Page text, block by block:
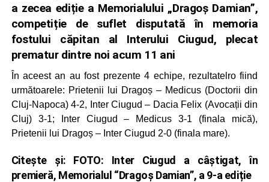
a zecea ediție a Memorialului „Dragoș Damian”,
competiție de suflet disputată în memoria
fostului căpitan al Interului Ciugud, plecat
prematur dintre noi acum 11 ani
În aceest an au fost prezente 4 echipe, rezultatelro fiind
următoarele: Prietenii lui Dragoș – Medicus (Doctorii din
Cluj-Napoca) 4-2, Inter Ciugud – Dacia Felix (Avocații din
Cluj) 3-1; Inter Ciugud – Medicus 3-1 (finala mică),
Prietenii lui Dragoș – Inter Ciugud 2-0 (finala mare).
Citește și: FOTO: Inter Ciugud a câștigat, în
premieră, Memorialul “Dragoș Damian”, a 9-a ediție